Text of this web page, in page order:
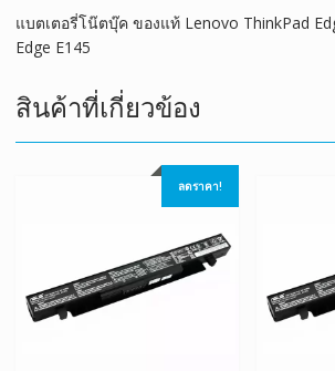
แบตเตอรี่โน๊ตบุ๊ค ของแท้ Lenovo ThinkPad
Edge E145
สินค้าที่เกี่ยวข้อง
ลดราคา!